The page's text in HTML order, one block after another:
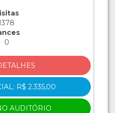
0
R$ 2.335,00
AUDITÓRIO